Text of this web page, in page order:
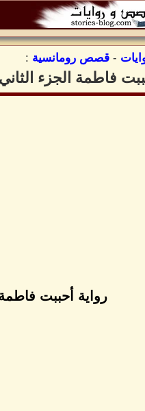
- قصص رومانسية :
فاطمة الجزء
رواية أحببت